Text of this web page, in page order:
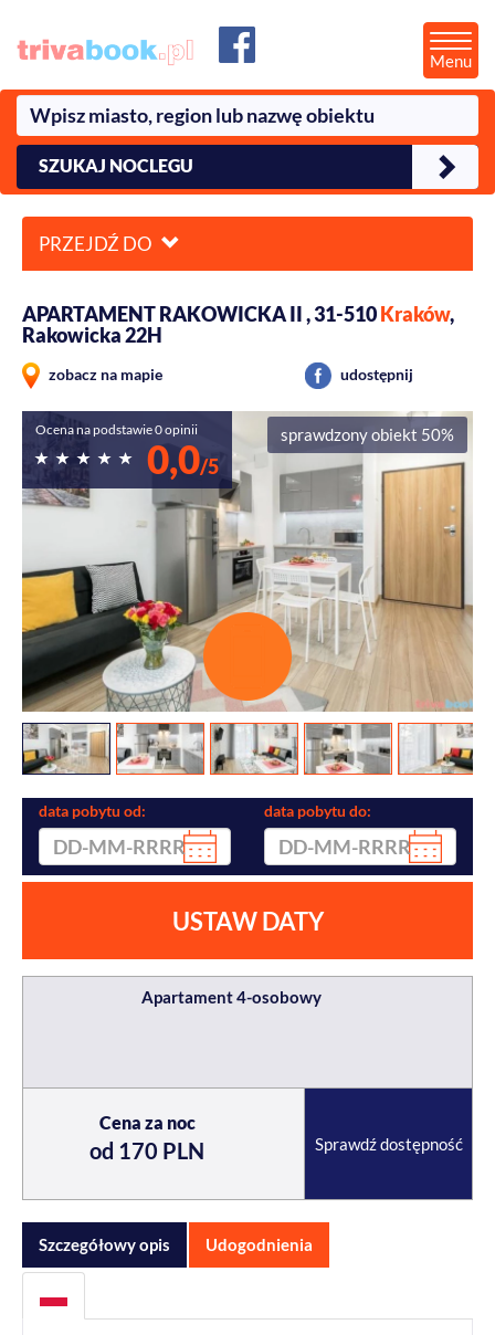
Menu
SZUKAJ NOCLEGU
PRZEJDŹ DO
APARTAMENT RAKOWICKA II , 31-510Kraków,
Rakowicka 22H
zobacz na mapie udostępnij
Ocena na podstawie 0 opinii
0,0/5
sprawdzony obiekt 50%
data pobytu od: data pobytu do:
USTAW DATY
Apartament 4-osobowy
Cena za noc
od 170 PLN Sprawdź dostępność
Szczegółowy opis Udogodnienia